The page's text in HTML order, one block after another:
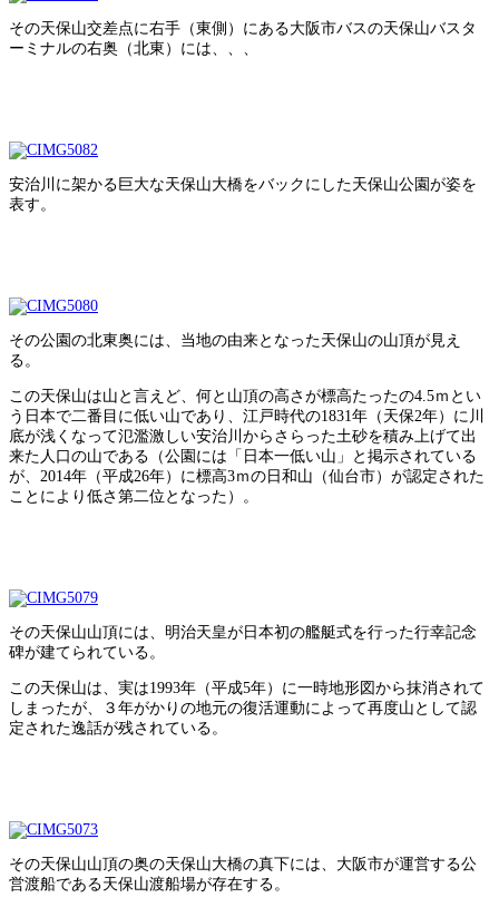
その天保山交差点に右手（東側）にある大阪市バスの天保山バスタ
ーミナルの右奥（北東）には、、、
安治川に架かる巨大な天保山大橋をバックにした天保山公園が姿を
表す。
その公園の北東奥には、当地の由来となった天保山の山頂が見え
る。
この天保山は山と言えど、何と山頂の高さが標高たったの4.5ｍとい
う日本で二番目に低い山であり、江戸時代の1831年（天保2年）に川
底が浅くなって氾濫激しい安治川からさらった土砂を積み上げて出
来た人口の山である（公園には「日本一低い山」と掲示されている
が、2014年（平成26年）に標高3ｍの日和山（仙台市）が認定された
ことにより低さ第二位となった）。
その天保山山頂には、明治天皇が日本初の艦艇式を行った行幸記念
碑が建てられている。
この天保山は、実は1993年（平成5年）に一時地形図から抹消されて
しまったが、３年がかりの地元の復活運動によって再度山として認
定された逸話が残されている。
その天保山山頂の奥の天保山大橋の真下には、大阪市が運営する公
営渡船である天保山渡船場が存在する。